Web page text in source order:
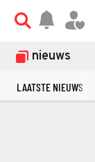
nieuws
LAATSTE NIEUWS